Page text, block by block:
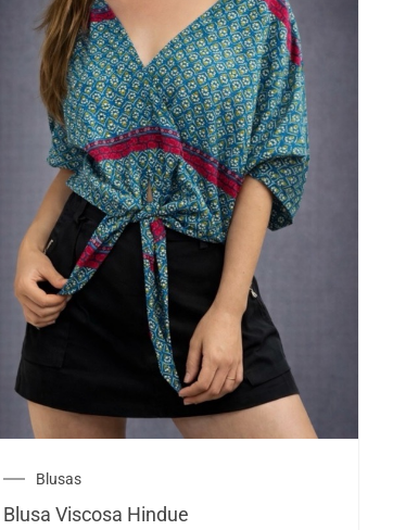
Blusas
Blusa Viscosa Hindue